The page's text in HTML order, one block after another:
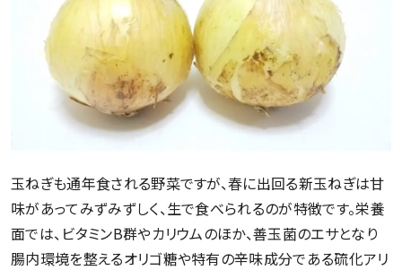
玉ねぎも通年食される野菜ですが、春に出回る新玉ねぎは甘
味があってみずみずしく、生で食べられるのが特徴です。栄養
面では、ビタミンB群やカリウムのほか、善玉菌のエサとなり
腸内環境を整えるオリゴ糖や特有の辛味成分である硫化アリ